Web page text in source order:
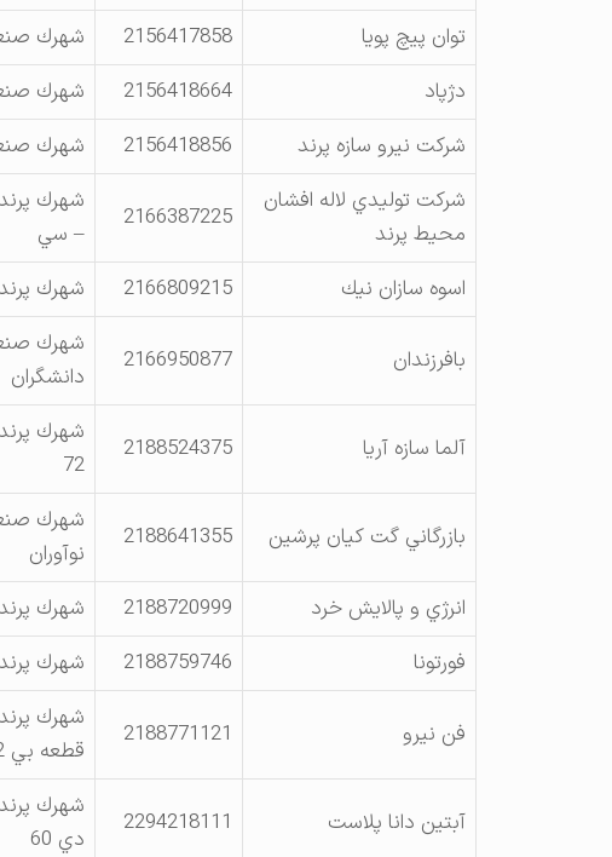
توان پيچ پويا
2156417858
شهرك
دژپاد
2156418664
شهرك صنعتي
شركت نيرو سازه پرند
2156418856
شهرك
شركت توليدي لاله افشان
محيط پرند
2166387225
– سي
اسوه سازان نيك
2166809215 شهرك
بافرزندان 2166950877
شهرك
دانشگران
آلما سازه آريا 2188524375
شهرك
72
بازرگاني گت كيان پرشين 2188641355
شهرك
نوآوران
انرژي و پالايش خرد
2188720999
شهرك پرند
فورتونا
2188759746 شهرك
فن نيرو 2188771121
قطعه بي 22
آبتين دانا پلاست 2294218111
شهرك
دي 60